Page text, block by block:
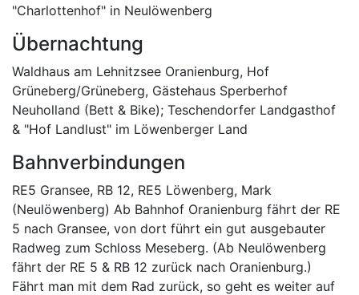
"Charlottenhof" in Neulöwenberg
Übernachtung
Waldhaus am Lehnitzsee Oranienburg, Hof
Grüneberg/Grüneberg, Gästehaus Sperberhof
Neuholland (Bett & Bike); Teschendorfer Landgasthof
& "Hof Landlust" im Löwenberger Land
Bahnverbindungen
RE5 Gransee, RB 12, RE5 Löwenberg, Mark
(Neulöwenberg) Ab Bahnhof Oranienburg fährt der RE
5 nach Gransee, von dort führt ein gut ausgebauter
Radweg zum Schloss Meseberg. (Ab Neulöwenberg
fährt der RE 5 & RB 12 zurück nach Oranienburg.)
Fährt man mit dem Rad zurück, so geht es weiter auf